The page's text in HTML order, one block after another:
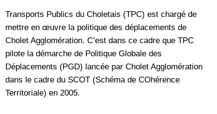
Transports Publics du Choletais (TPC) est chargé de
mettre en œuvre la politique des déplacements de
Cholet Agglomération. C’est dans ce cadre que TPC
pilote la démarche de Politique Globale des
Déplacements (PGD) lancée par Cholet Agglomération
dans le cadre du SCOT (Schéma de COhérence
Territoriale) en 2005.